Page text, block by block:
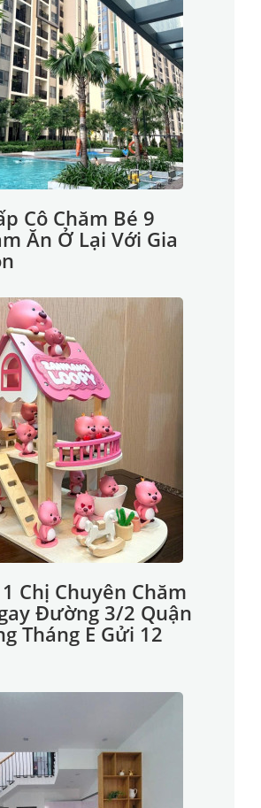
Cô Chăm Bé 9
Ăn Ở Lại Với Gia
Chị Chuyên Chăm
Đường 3/2 Quận
Tháng E Gửi 12